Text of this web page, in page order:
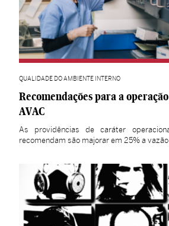
QUALIDADE DO AMBIENTE INTERNO
Recomendações para a
AVAC
As providências de caráter
recomendam são majorar em 25% a